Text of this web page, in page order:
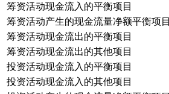
筹资活动现金流入的平衡项目
筹资活动产生的现金流量净额平衡项目
筹资活动现金流出的平衡项目
筹资活动现金流出的其他项目
投资活动现金流入的平衡项目
投资活动现金流入的其他项目